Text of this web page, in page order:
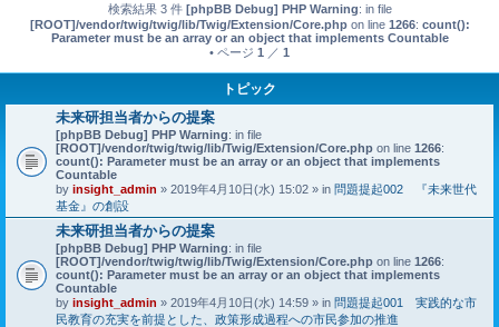
検索結果 3 件 [phpBB Debug] PHP Warning: in file
[ROOT]/vendor/twig/twig/lib/Twig/Extension/Core.phpon line 1266: count():
Parameter must be an array or an object that implements Countable
• ページ 1 ／ 1
トピック
未来研担当者からの提案
[phpBB Debug] PHP Warning: in file
[ROOT]/vendor/twig/twig/lib/Twig/Extension/Core.php on line 1266:
count(): Parameter must be an array or an object that implements
Countable
by insight_admin » 2019年4月10日(水) 15:02 » in 問題提起002 『未来世代
基金』の創設
未来研担当者からの提案
[phpBB Debug] PHP Warning: in file
[ROOT]/vendor/twig/twig/lib/Twig/Extension/Core.php on line 1266:
count(): Parameter must be an array or an object that implements
Countable
by insight_admin » 2019年4月10日(水) 14:59 » in 問題提起001 実践的な市
民教育の充実を前提とした、政策形成過程への市民参加の推進